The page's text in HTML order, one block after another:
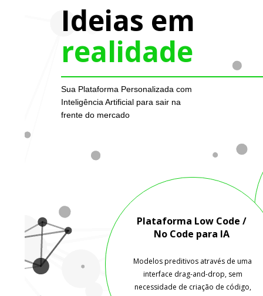
Sua Plataforma Personalizada com
Inteligência Artificial para sair na
frente do mercado
Plataforma Low Code /
No Code para IA
Modelos preditivos através de uma
interface drag-and-drop, sem
necessidade de criação de código,
Ideias em
realidade